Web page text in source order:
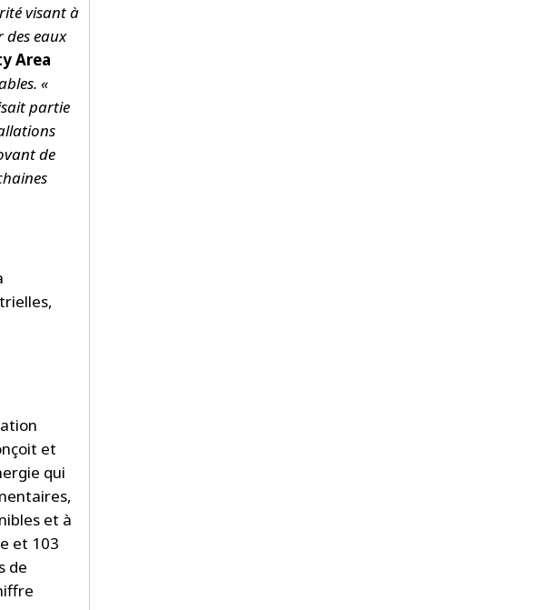
visant à
eaux
Area
«
partie
de
et
qui
et à
et 103
de